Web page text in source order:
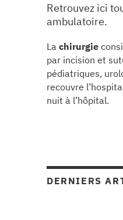
nous
ce qu’un CHU ?
Retrouvez ici
ambulatoire.
La chirurgie
par incision et
pédiatriques,
recouvre
nuit à l’hôpital.
DERNIERS